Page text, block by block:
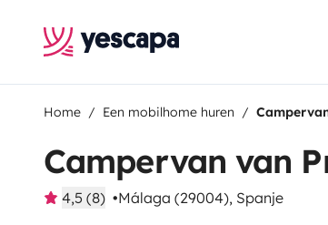
Home Een mobilhome huren
Campervan van
4,5 (8) Málaga (29004), Spanje